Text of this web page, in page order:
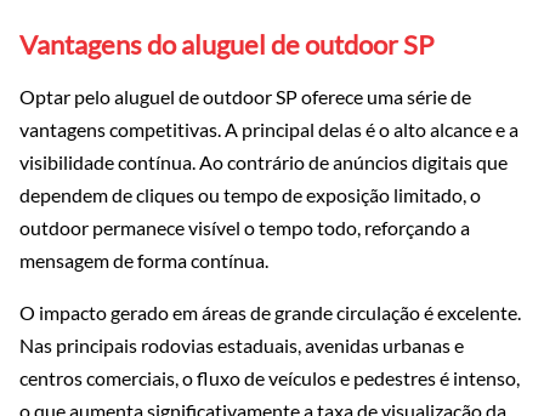
Vantagens do aluguel de outdoor SP
Optar pelo aluguel de outdoor SP oferece uma série de
vantagens competitivas. A principal delas é o alto alcance e a
visibilidade contínua. Ao contrário de anúncios digitais que
dependem de cliques ou tempo de exposição limitado, o
outdoor permanece visível o tempo todo, reforçando a
mensagem de forma contínua.
O impacto gerado em áreas de grande circulação é excelente.
Nas principais rodovias estaduais, avenidas urbanas e
centros comerciais, o fluxo de veículos e pedestres é intenso,
o que aumenta significativamente a taxa de visualização da